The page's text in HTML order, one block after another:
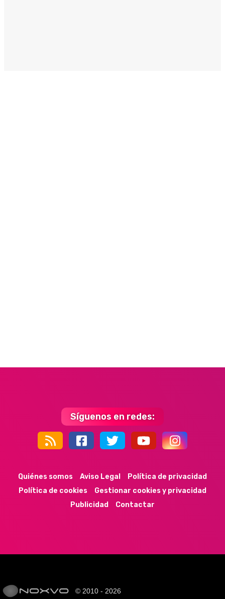
Síguenos en redes:
Quiénes somos Aviso Legal
Política de privacidad
Política de cookies
Gestionar cookies y privacidad
Publicidad
Contactar
© 2010 - 2026